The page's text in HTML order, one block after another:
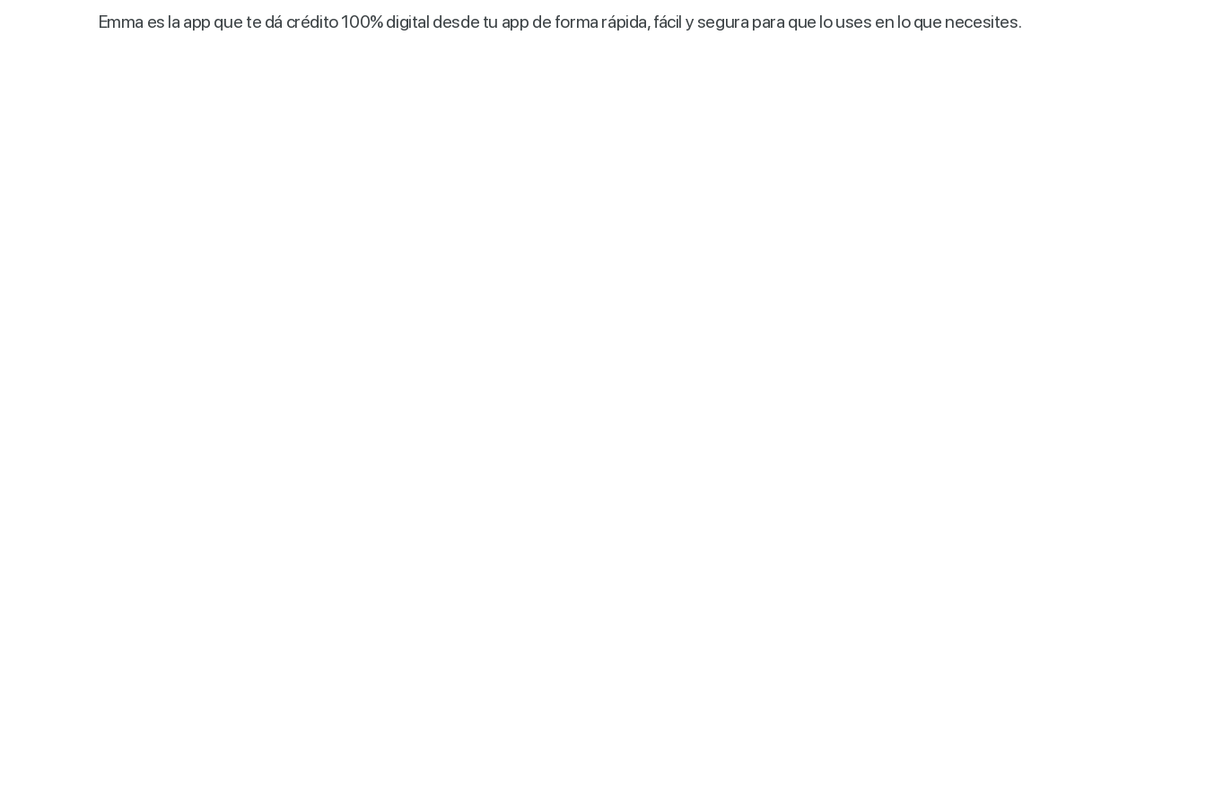
Emma es la app que te dá crédito 100% digital desde tu app de forma rápida, fácil y segura para que lo uses en lo que necesites.